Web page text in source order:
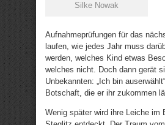
Silke Nowak
Aufnahmeprüfungen für das
laufen, wie jedes Jahr muss
werden, welches Kind etwas
welches nicht. Doch dann gerät
Unbekannten: „Ich bin
Botschaft, die er ihr zukommen
Wenig später wird ihre Leiche im